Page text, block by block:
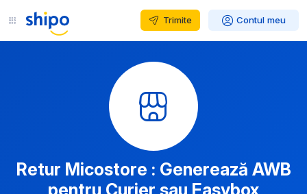
Trimite Contul meu
Retur Micostore : Generează AWB
pentru Curier sau Easybox